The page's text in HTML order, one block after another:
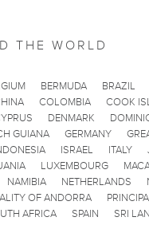
THE WORLD
BERMUDA BRAZIL
COLOMBIA COOK
DENMARK
GUIANA GERMANY
ISRAEL ITALY
LUXEMBOURG
NAMIBIA NETHERLANDS
OF ANDORRA
AFRICA SPAIN SRI